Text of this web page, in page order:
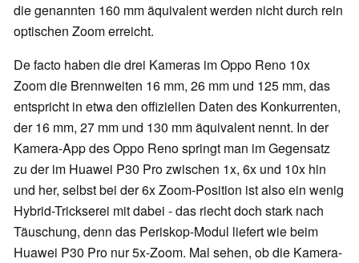
die genannten 160 mm äquivalent werden nicht durch rein
optischen Zoom erreicht.
De facto haben die drei Kameras im Oppo Reno 10x
Zoom die Brennweiten 16 mm, 26 mm und 125 mm, das
entspricht in etwa den offiziellen Daten des Konkurrenten,
der 16 mm, 27 mm und 130 mm äquivalent nennt. In der
Kamera-App des Oppo Reno springt man im Gegensatz
zu der im Huawei P30 Pro zwischen 1x, 6x und 10x hin
und her, selbst bei der 6x Zoom-Position ist also ein wenig
Hybrid-Trickserei mit dabei - das riecht doch stark nach
Täuschung, denn das Periskop-Modul liefert wie beim
Huawei P30 Pro nur 5x-Zoom. Mal sehen, ob die Kamera-